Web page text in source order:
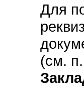
Для
(см.